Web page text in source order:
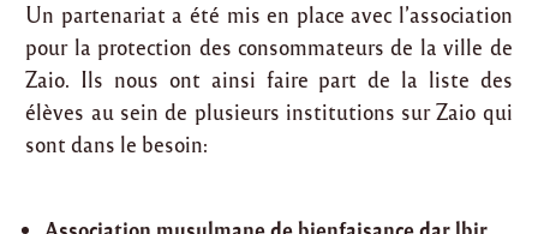
Un partenariat a été mis en place avec l’association
pour la protection des consommateurs de la ville de
Zaio. Ils nous ont ainsi faire part de la liste des
élèves au sein de plusieurs institutions sur Zaio qui
sont dans le besoin: